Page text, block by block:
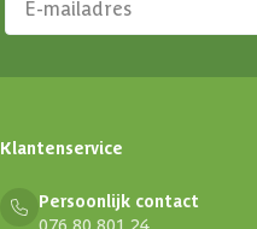
Klantenservice
Persoonlijk contact
076 80 801 24